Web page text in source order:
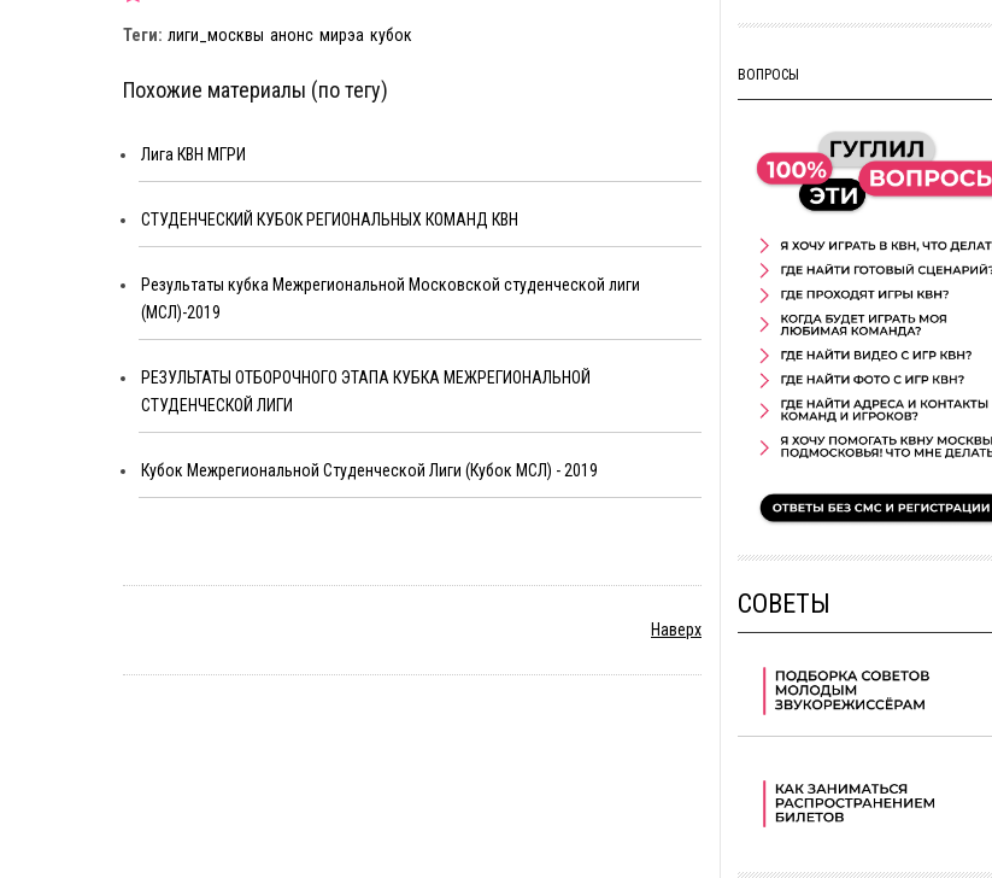
Теги: лиги_москвы анонс мирэа кубок
Похожие материалы (по тегу)
Лига КВН МГРИ
СТУДЕНЧЕСКИЙ КУБОК РЕГИОНАЛЬНЫХ КОМАНД КВН
Результаты кубка Межрегиональной Московской студенческой лиги
(МСЛ)-2019
РЕЗУЛЬТАТЫ ОТБОРОЧНОГО ЭТАПА КУБКА МЕЖРЕГИОНАЛЬНОЙ
СТУДЕНЧЕСКОЙ ЛИГИ
Кубок Межрегиональной Студенческой Лиги (Кубок МСЛ) - 2019
Наверх
ВОПРОСЫ
СОВЕТЫ